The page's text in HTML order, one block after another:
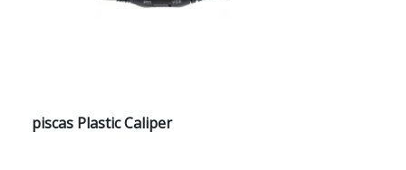
piscas Plastic Caliper